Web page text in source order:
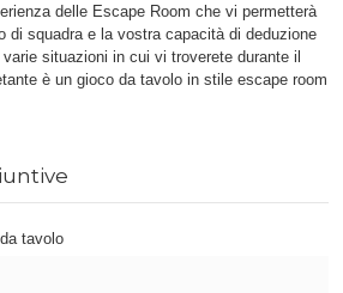
delle Escape Room che vi permetterà
di squadra e la vostra capacità di deduzione
situazioni in cui vi troverete durante il
è un gioco da tavolo in stile escape room
tavolo